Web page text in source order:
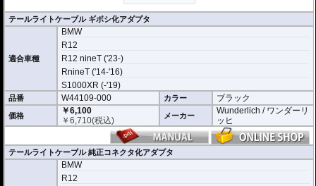
テールライトケーブル ギボシ化アダプタ
適合車種
BMW
R12
R12 nineT ('23-)
RnineT ('14-'16)
S1000XR (-'19)
品番 W44109-000 カラー ブラック
価格
￥6,100
￥6,710(税込) メーカー
Wunderlich / ワンダーリ
ッヒ
テールライトケーブル 純正コネクタ化アダプタ
BMW
R12